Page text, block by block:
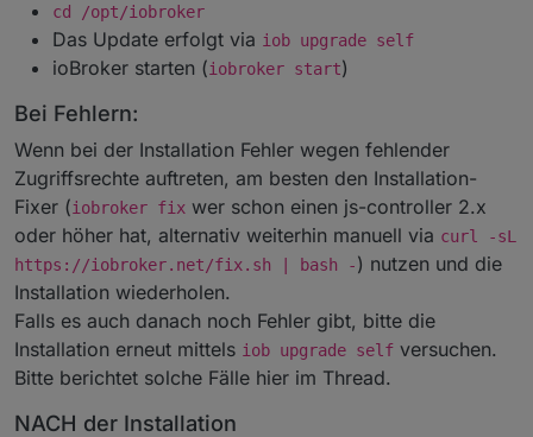
cd /opt/iobroker
Das Update erfolgt via iob upgrade self
ioBroker starten (iobroker start)
Bei Fehlern:
Wenn bei der Installation Fehler wegen fehlender
Zugriffsrechte auftreten, am besten den Installation-
Fixer (iobroker fix wer schon einen js-controller 2.x
oder höher hat, alternativ weiterhin manuell via curl -sL
https://iobroker.net/fix.sh | bash -) nutzen und die
Installation wiederholen.
Falls es auch danach noch Fehler gibt, bitte die
Installation erneut mittels iob upgrade self versuchen.
Bitte berichtet solche Fälle hier im Thread.
NACH der Installation